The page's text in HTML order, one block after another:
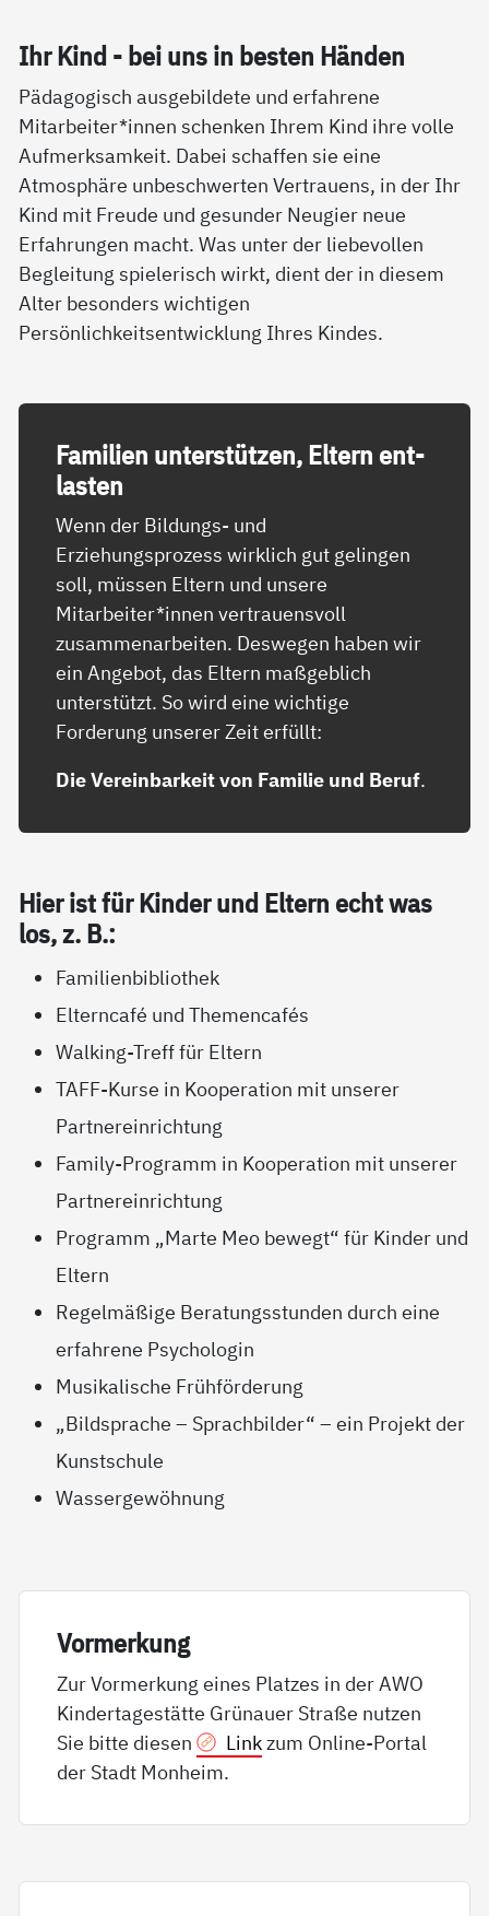
Ihr Kind - bei uns in bes­ten Hän­den
Pädagogisch ausgebildete und erfahrene
Mitarbeiter*innen schenken Ihrem Kind ihre volle
Aufmerksamkeit. Dabei schaffen sie eine
Atmosphäre unbeschwerten Vertrauens, in der Ihr
Kind mit Freude und gesunder Neugier neue
Erfahrungen macht. Was unter der liebevollen
Begleitung spielerisch wirkt, dient der in diesem
Alter besonders wichtigen
Persönlichkeitsentwicklung Ihres Kindes.
Fa­mi­li­en un­ter­stüt­zen, El­tern ent­
las­ten
Wenn der Bildungs- und
Erziehungsprozess wirklich gut gelingen
soll, müssen Eltern und unsere
Mitarbeiter*innen vertrauensvoll
zusammenarbeiten. Deswegen haben wir
ein Angebot, das Eltern maßgeblich
unterstützt. So wird eine wichtige
Forderung unserer Zeit erfüllt:
Die Vereinbarkeit von Familie und Beruf.
Hier ist für Kin­der und El­tern echt was
los, z. B.:
Familienbibliothek
Elterncafé und Themencafés
Walking-Treff für Eltern
TAFF-Kurse in Kooperation mit unserer
Partnereinrichtung
Family-Programm in Kooperation mit unserer
Partnereinrichtung
Programm „Marte Meo bewegt“ für Kinder und
Eltern
Regelmäßige Beratungsstunden durch eine
erfahrene Psychologin
Musikalische Frühförderung
„Bildsprache – Sprachbilder“ – ein Projekt der
Kunstschule
Wassergewöhnung
Vor­mer­kung
Zur Vormerkung eines Platzes in der AWO
Kindertagestätte Grünauer Straße nutzen
Sie bitte diesen
Linkzum Online-Portal
der Stadt Monheim.